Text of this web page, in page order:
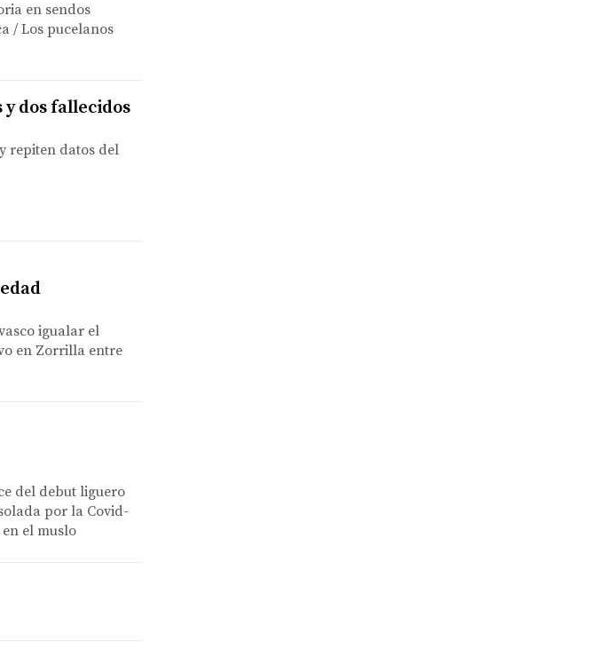
en sendos
/ Los pucelanos
y dos fallecidos
repiten datos del
igualar el
en Zorrilla entre
del debut liguero
por la Covid-
el muslo